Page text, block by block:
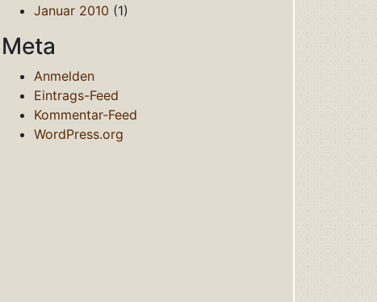
Januar 2010 (1)
Meta
Anmelden
Eintrags-Feed
Kommentar-Feed
WordPress.org